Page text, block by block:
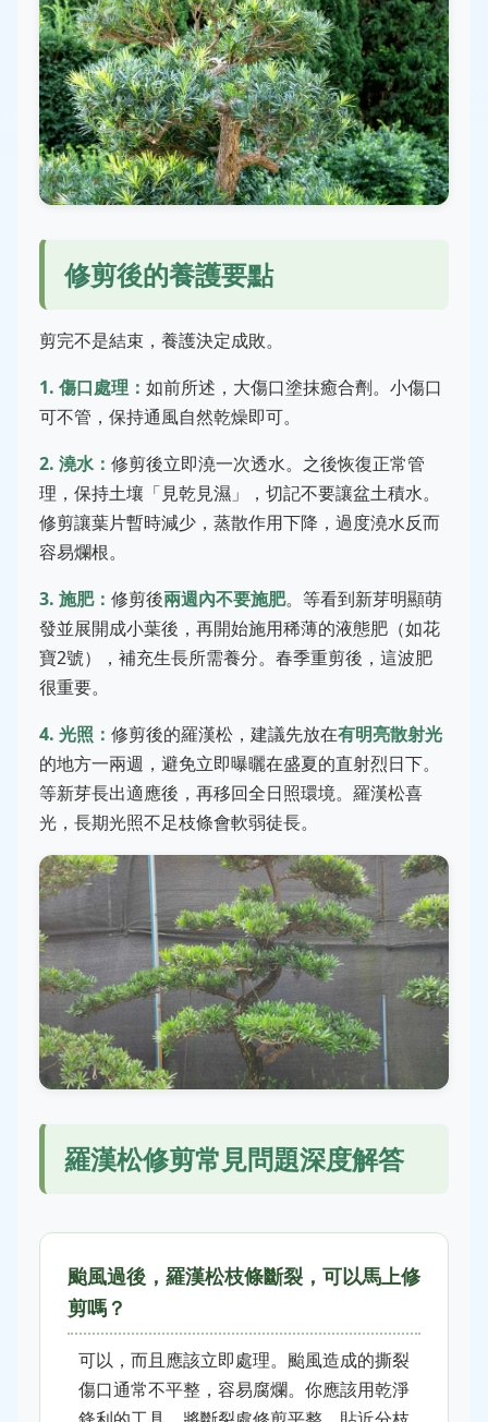
修剪後的養護要點
剪完不是結束，養護決定成敗。
1. 傷口處理： 如前所述，大傷口塗抹癒合劑。小傷口
可不管，保持通風自然乾燥即可。
2. 澆水： 修剪後立即澆一次透水。之後恢復正常管
理，保持土壤「見乾見濕」，切記不要讓盆土積水。
修剪讓葉片暫時減少，蒸散作用下降，過度澆水反而
容易爛根。
3. 施肥： 修剪後兩週內不要施肥。等看到新芽明顯萌
發並展開成小葉後，再開始施用稀薄的液態肥（如花
寶2號），補充生長所需養分。春季重剪後，這波肥
很重要。
4. 光照： 修剪後的羅漢松，建議先放在有明亮散射光
的地方一兩週，避免立即曝曬在盛夏的直射烈日下。
等新芽長出適應後，再移回全日照環境。羅漢松喜
光，長期光照不足枝條會軟弱徒長。
羅漢松修剪常見問題深度解答
颱風過後，羅漢松枝條斷裂，可以馬上修
剪嗎？
可以，而且應該立即處理。颱風造成的撕裂
傷口通常不平整，容易腐爛。你應該用乾淨